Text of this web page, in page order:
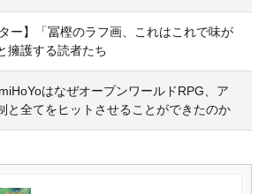
ー】「冨樫のラフ画、これはこれで味が
擁護する読者たち
はなぜオープンワールドRPG、ア
と全てをヒットさせることができたのか